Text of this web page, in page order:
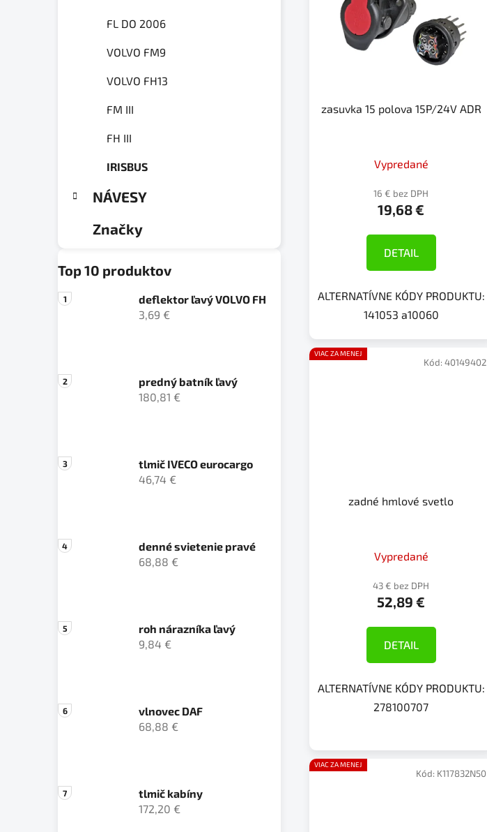
FL DO 2006
VOLVO FM9
VOLVO FH13
FM III
FH III
IRISBUS
NÁVESY
Značky
Top 10 produktov
deflektor ľavý VOLVO FH
3,69 €
predný batník ľavý
180,81 €
tlmič IVECO eurocargo
46,74 €
denné svietenie pravé
68,88 €
roh nárazníka ľavý
9,84 €
vlnovec DAF
68,88 €
tlmič kabíny
172,20 €
zasuvka 15 polova 15P/24V ADR
Vypredané
16 € bez DPH
19,68 €
DETAIL
ALTERNATÍVNE KÓDY PRODUKTU:
141053 a10060
VIAC ZA MENEJ
zadné hmlové svetlo
Vypredané
43 € bez DPH
52,89 €
DETAIL
ALTERNATÍVNE KÓDY PRODUKTU:
278100707
Kód: 40149402
VIAC ZA MENEJ
Kód: K117832N50